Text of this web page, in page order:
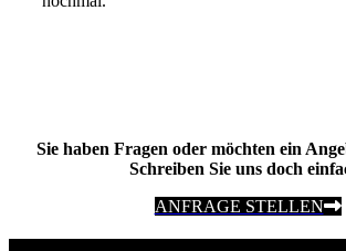
Sie haben Fragen oder möchten ein
Schreiben Sie uns doch
ANFRAGE STELLEN